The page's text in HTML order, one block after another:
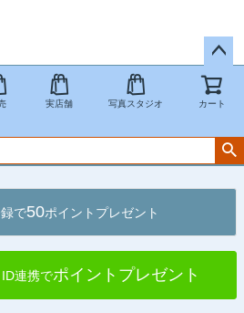
ペー
ジト
実店舗 写真スタジオ カート
で50ポイントプレゼント
連携でポイントプレゼント